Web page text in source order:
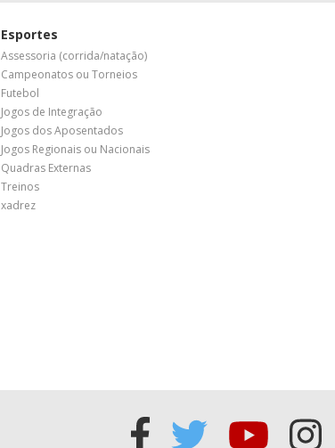
Esportes
Assessoria (corrida/natação)
Campeonatos ou Torneios
Futebol
Jogos de Integração
Jogos dos Aposentados
Jogos Regionais ou Nacionais
Quadras Externas
Treinos
xadrez
Acessar
Acessar